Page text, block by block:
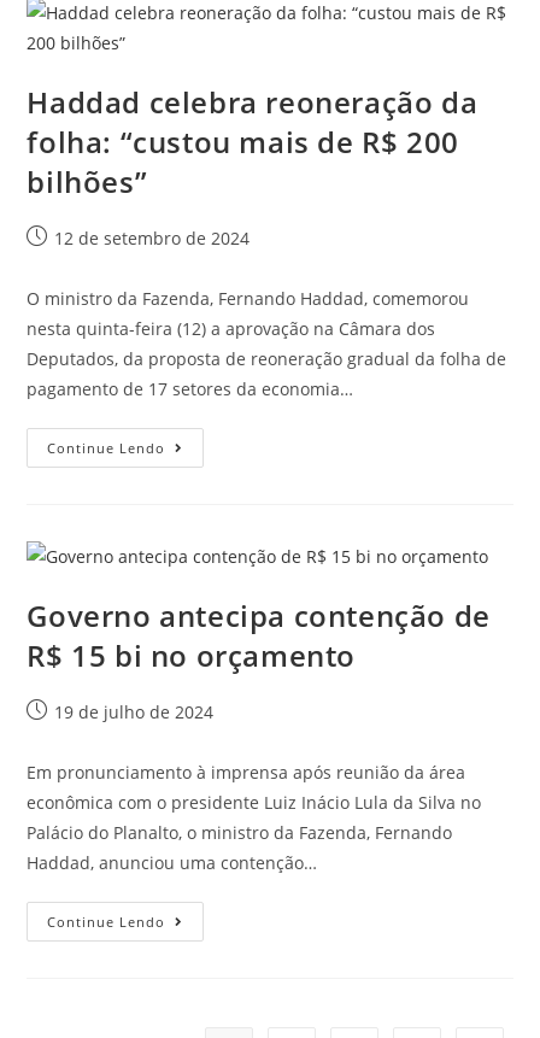
Haddad celebra reoneração da
folha: “custou mais de R$ 200
bilhões”
12 de setembro de 2024
O ministro da Fazenda, Fernando Haddad, comemorou
nesta quinta-feira (12) a aprovação na Câmara dos
Deputados, da proposta de reoneração gradual da folha de
pagamento de 17 setores da economia…
Continue Lendo
Governo antecipa contenção de
R$ 15 bi no orçamento
19 de julho de 2024
Em pronunciamento à imprensa após reunião da área
econômica com o presidente Luiz Inácio Lula da Silva no
Palácio do Planalto, o ministro da Fazenda, Fernando
Haddad, anunciou uma contenção…
Continue Lendo